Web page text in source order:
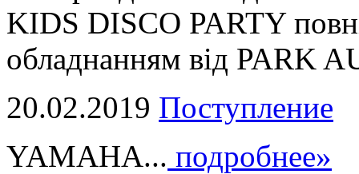
KIDS DISCO PARTY
обладнанням від PARK
20.02.2019 Поступление
YAMAHA... подробнее»